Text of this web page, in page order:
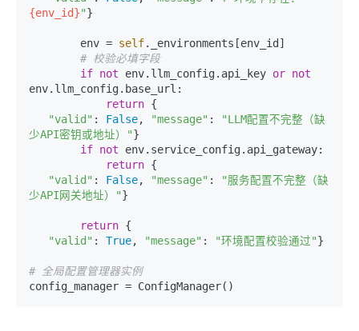
{env_id}"}
        env =
self._environments[env_id]
# 校验必填字段
if not env.llm_config.api_key or not
env.llm_config.base_url:
return {
"valid" : False, "message" :
"LLM配置不完整（缺
少API密钥或地址）"}
if not env.service_config.api_gateway:
return {
"valid" : False, "message" :
"服务配置不完整（缺
少API网关地址）"}
return {
"valid" : True, "message" : "环境配置校验通过"}
# 全局配置管理器实例